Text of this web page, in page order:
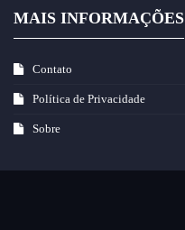
MAIS INFORMAÇÕES
Contato
Política de Privacidade
Sobre